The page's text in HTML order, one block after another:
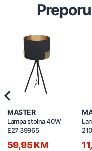
MASTER
Lampa stolna 40W
E27 39965
59,95 KM